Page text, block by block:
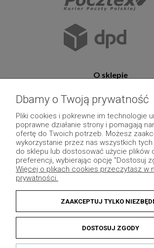
O sklepie
Płatność i dostawa
Moje konto
Pozostałe
Dbamy o Twoją prywatność
Pliki cookies i pokrewne im technologie
poprawne działanie strony i pomagają
ofertę do Twoich potrzeb. Możesz
wykorzystanie przez nas wszystkich
do sklepu lub dostosować użycie plików
preferencji, wybierając opcję "Dostosuj
Więcej o plikach cookies przeczytasz w
prywatności.
ZAAKCEPTUJ TYLKO
DOSTOSUJ ZGODY